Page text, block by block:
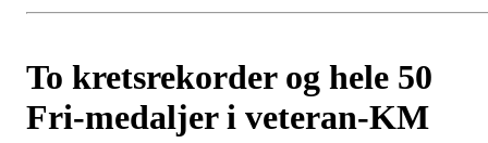
To kretsrekorder og hele 50
Fri-medaljer i veteran-KM